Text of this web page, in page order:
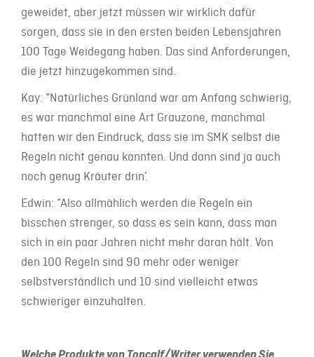
geweidet, aber jetzt müssen wir wirklich dafür
sorgen, dass sie in den ersten beiden Lebensjahren
100 Tage Weidegang haben. Das sind Anforderungen,
die jetzt hinzugekommen sind.
Kay: “Natürliches Grünland war am Anfang schwierig,
es war manchmal eine Art Grauzone, manchmal
hatten wir den Eindruck, dass sie im SMK selbst die
Regeln nicht genau kannten. Und dann sind ja auch
noch genug Kräuter drin’.
Edwin: “Also allmählich werden die Regeln ein
bisschen strenger, so dass es sein kann, dass man
sich in ein paar Jahren nicht mehr daran hält. Von
den 100 Regeln sind 90 mehr oder weniger
selbstverständlich und 10 sind vielleicht etwas
schwieriger einzuhalten.